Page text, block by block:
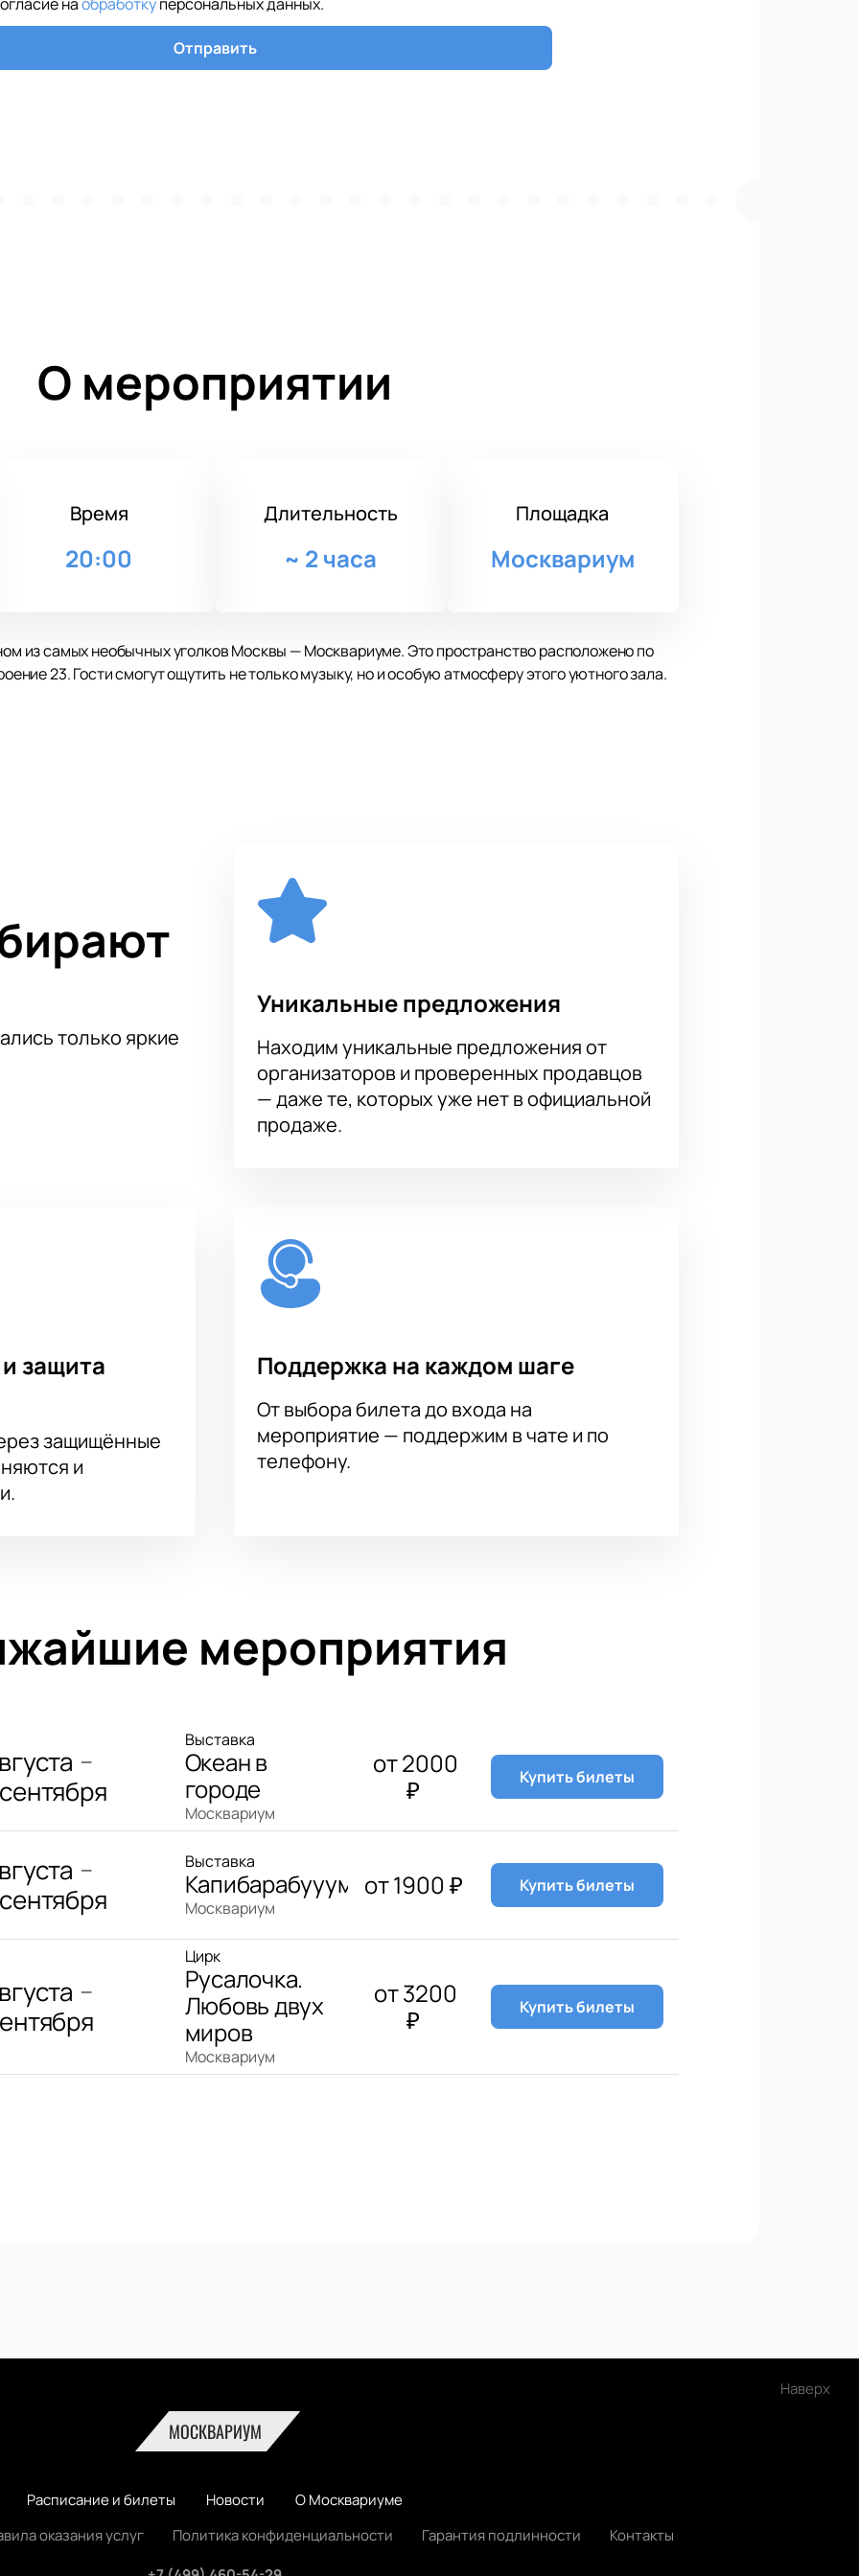
Отправить
О мероприятии
Время
20:00
Длительность
~ 2 часа
Площадка
Москвариум
из самых необычных уголков Москвы — Москвариуме. Это пространство расположено по
23. Гости смогут ощутить не только музыку, но и особую атмосферу этого уютного зала.
своим оригинальным стилем и искренними мелодиями. Коллектив радует публику
событие, вы сможете купить билеты разными способами. На сайте представлена
места: от первых рядов до более спокойных зон. Итоговая стоимость зависит от
интернет или по телефону. Наши специалисты подскажут лучшие варианты размещения и
о вечере.
в атмосферу музыки и услышать живое исполнение одной из самых ярких групп страны. Не
этого события!
только яркие
Уникальные предложения
Находим уникальные предложения от
организаторов и проверенных продавцов
— даже те, которых уже нет в официальной
продаже.
защита
защищённые
и
Поддержка на каждом шаге
От выбора билета до входа на
мероприятие — поддержим в чате и по
телефону.
мероприятия
—
Выставка
Океан в
городе
Москвариум
от2000
₽
Купить билеты
— Выставка
Капибарабууум
Москвариум
от1900 ₽ Купить билеты
—
Цирк
Русалочка.
Любовь двух
миров
Москвариум
от3200
₽
Купить билеты
Наверх
МОСКВАРИУМ
Расписание и билеты Новости
О Москвариуме
оказания услуг Политика конфиденциальности Гарантия подлинности
Контакты